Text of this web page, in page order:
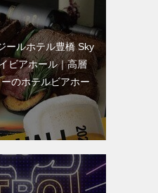
ールホテル豊橋 Sky
ビアホール｜高層
のホテルビアホー